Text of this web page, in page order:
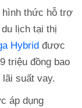
hình thức hỗ trợ
lịch tại thị
Hybrid được
triệu đồng bao
suất vay.
áp dụng